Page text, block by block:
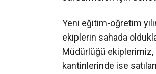
Yeni eğitim-öğretim
ekiplerin sahada
Müdürlüğü ekiplerimiz,
kantinlerinde ise